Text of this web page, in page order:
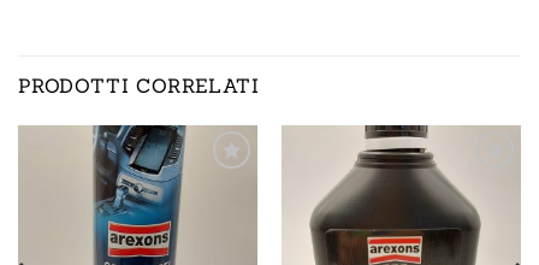
PRODOTTI CORRELATI
Aggiungi
alla lista
dei
desideri